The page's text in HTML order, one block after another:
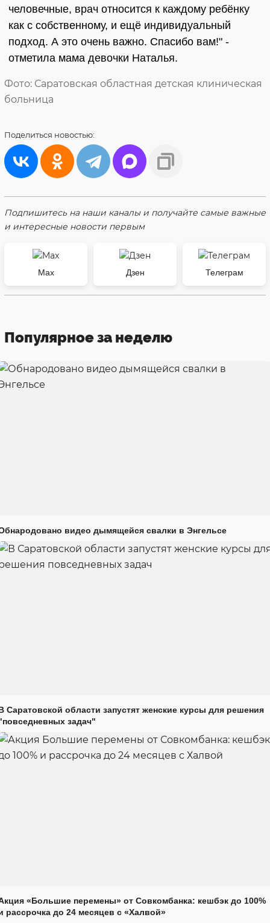
человечные, врач относится к каждому ребёнку
как с собственному, и ещё индивидуальный
подход. А это очень важно. Спасибо вам!" -
отметила мама девочки Наталья.
Фото: Саратовская областная детская клиническая
больница
Поделиться новостью:
Подпишитесь на наши каналы и получайте самые важные
и интересные новости первым
Max Дзен Телеграм
Популярное за неделю
видео дымящейся свалки в Энгельсе
Саратовской области запустят женские курсы для решения
задач"
«Большие перемены» от Совкомбанка: кешбэк до 100%
рассрочка до 24 месяцев с «Халвой»